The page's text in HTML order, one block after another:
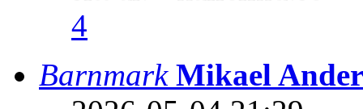
4
Barnmark Mikael